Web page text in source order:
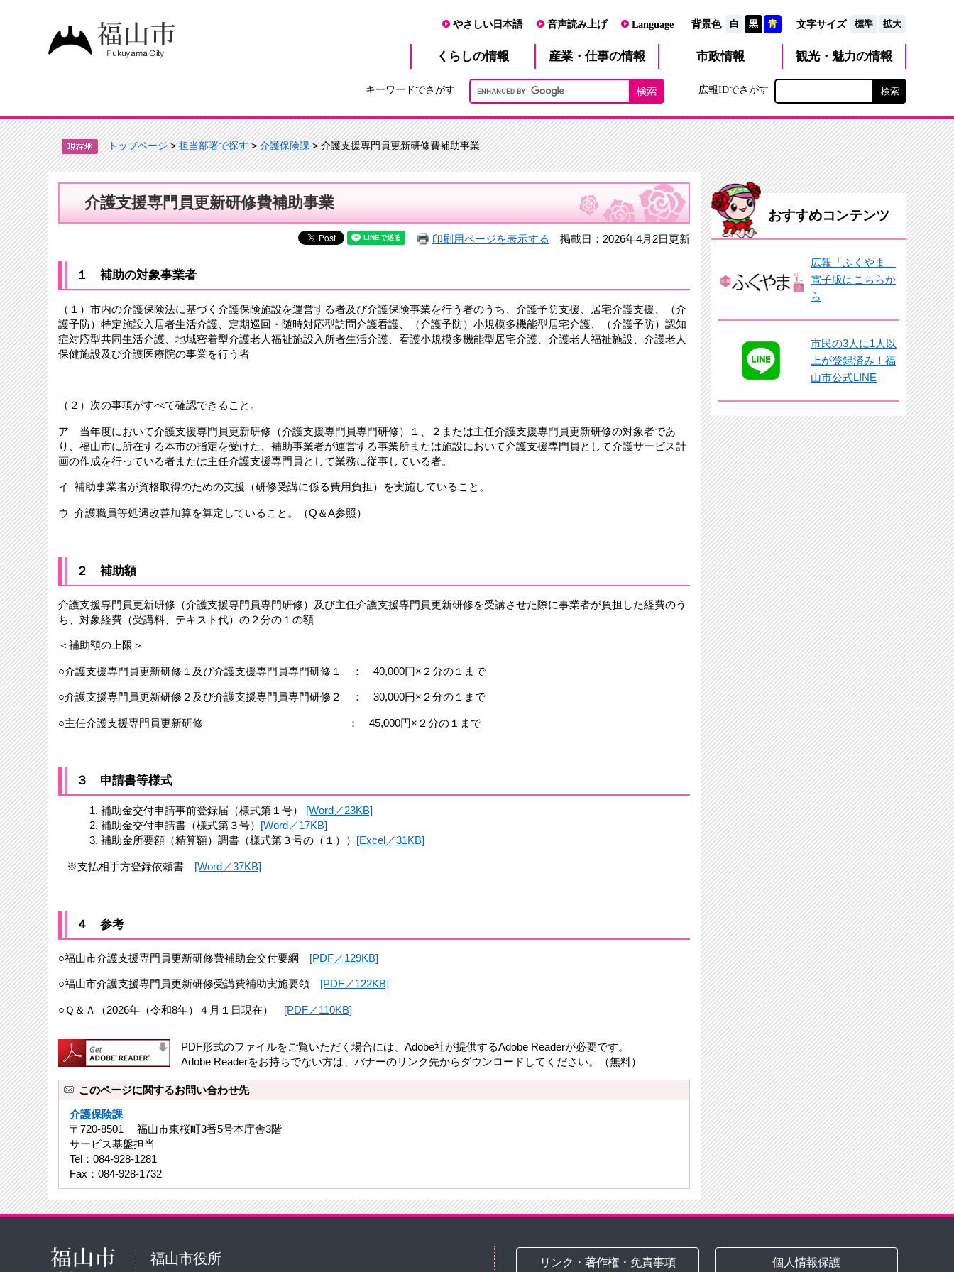
やさしい日本語 音声読み上げ Language 背景色 白 黒 青 文字サイズ 標準 拡大
くらしの情報 産業・仕事の情報 市政情報 観光・魅力の情報
キーワードでさがす 広報IDでさがす
トップページ>担当部署で探す>介護保険課> 介護支援専門員更新研修費補助事業
介護支援専門員更新研修費補助事業
印刷用ページを表示する 掲載日：2026年4月2日更新
１ 補助の対象事業者
（１）市内の介護保険法に基づく介護保険施設を運営する者及び介護保険事業を行う者のうち、介護予防支援、居宅介護支援、（介
護予防）特定施設入居者生活介護、定期巡回・随時対応型訪問介護看護、（介護予防）小規模多機能型居宅介護、（介護予防）認知
症対応型共同生活介護、地域密着型介護老人福祉施設入所者生活介護、看護小規模多機能型居宅介護、介護老人福祉施設、介護老人
保健施設及び介護医療院の事業を行う者
（２）次の事項がすべて確認できること。
ア 当年度において介護支援専門員更新研修（介護支援専門員専門研修）１、２または主任介護支援専門員更新研修の対象者であ
り、福山市に所在する本市の指定を受けた、補助事業者が運営する事業所または施設において介護支援専門員として介護サービス計
画の作成を行っている者または主任介護支援専門員として業務に従事している者。
イ 補助事業者が資格取得のための支援（研修受講に係る費用負担）を実施していること。
ウ 介護職員等処遇改善加算を算定していること。（Q＆A参照）
２ 補助額
介護支援専門員更新研修（介護支援専門員専門研修）及び主任介護支援専門員更新研修を受講させた際に事業者が負担した経費のう
ち、対象経費（受講料、テキスト代）の２分の１の額
＜補助額の上限＞
○介護支援専門員更新研修１及び介護支援専門員専門研修１ ： 40,000円×２分の１まで
○介護支援専門員更新研修２及び介護支援専門員専門研修２ ： 30,000円×２分の１まで
○主任介護支援専門員更新研修 ： 45,000円×２分の１まで
３ 申請書等様式
補助金交付申請事前登録届（様式第１号） [Word／23KB]
補助金交付申請書（様式第３号） [Word／17KB]
補助金所要額（精算額）調書（様式第３号の（１）） [Excel／31KB]
※支払相手方登録依頼書 [Word／37KB]
４ 参考
○福山市介護支援専門員更新研修費補助金交付要綱 [PDF／129KB]
○福山市介護支援専門員更新研修受講費補助実施要領 [PDF／122KB]
○Ｑ＆Ａ（2026年（令和8年）４月１日現在） [PDF／110KB]
PDF形式のファイルをご覧いただく場合には、Adobe社が提供するAdobe Readerが必要です。
Adobe Readerをお持ちでない方は、バナーのリンク先からダウンロードしてください。（無料）
このページに関するお問い合わせ先
介護保険課
〒720-8501 福山市東桜町3番5号本庁舎3階
サービス基盤担当
Tel：084-928-1281
Fax：084-928-1732
おすすめコンテンツ
広報「ふくやま」
電子版はこちらか
ら
市民の3人に1人以
上が登録済み！福
山市公式LINE
福山市役所 リンク・著作権・免責事項 個人情報保護